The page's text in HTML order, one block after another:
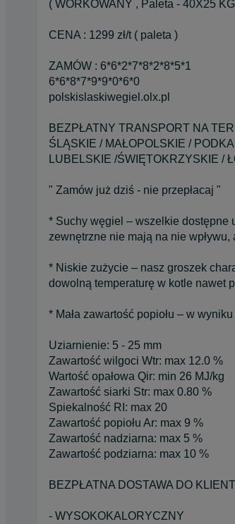
( WORKOWANY , Paleta - 40X25
CENA : 1299 zł/t ( paleta )
ZAMÓW : 6*6*2*7*8*2*8*5*1
6*6*8*7*9*9*0*6*0
polskislaskiwegiel.olx.pl
BEZPŁATNY TRANSPORT NA
ŚLĄSKIE / MAŁOPOLSKIE /
LUBELSKIE /ŚWIĘTOKRZYSKIE /
" Zamów już dziś - nie przepłacaj "
* Suchy węgiel – wszelkie dostępne
zewnętrzne nie mają na nie
* Niskie zużycie – nasz groszek
dowolną temperaturę w kotle nawet
* Mała zawartość popiołu – w
Uziarnienie: 5 - 25 mm
Zawartość wilgoci Wtr: max 12.0 %
Wartość opałowa Qir: min 26 MJ/kg
Zawartość siarki Str: max 0.80 %
Spiekalność RI: max 20
Zawartość popiołu Ar: max 9 %
Zawartość nadziarna: max 5 %
Zawartość podziarna: max 10 %
BEZPŁATNA DOSTAWA DO
- WYSOKOKALORYCZNY